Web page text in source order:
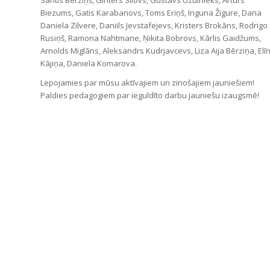
Biezums, Gatis Karabanovs, Toms Eriņš, Inguna Žigure, Dana
Daniela Zilvere, Daniils Jevstafejevs, Kristers Brokāns, Rodrigo
Rusiņš, Ramona Nahtmane, Ņikita Bobrovs, Kārlis Gaidžums,
Arnolds Miglāns, Aleksandrs Kudrjavcevs, Liza Aija Bērziņa,
Kājiņa, Daniela Komarova.
Lepojamies par mūsu aktīvajiem un zinošajiem jauniešiem!
Paldies pedagogiem par ieguldīto darbu jauniešu izaugsmē!